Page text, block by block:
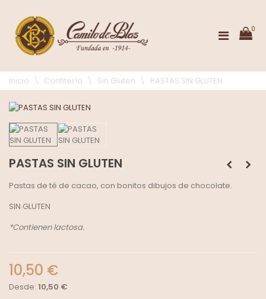
0
Inicio \ Confitería \ Sin Gluten \ PASTAS SIN GLUTEN
PASTAS SIN GLUTEN
Pastas de té de cacao, con bonitos dibujos de chocolate.
SIN GLUTEN
*Contienen lactosa.
10,50 €
Desde: 10,50 €